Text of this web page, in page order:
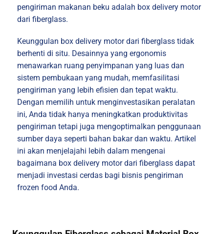
pengiriman makanan beku adalah box delivery motor
dari fiberglass.
Keunggulan box delivery motor dari fiberglass tidak
berhenti di situ. Desainnya yang ergonomis
menawarkan ruang penyimpanan yang luas dan
sistem pembukaan yang mudah, memfasilitasi
pengiriman yang lebih efisien dan tepat waktu.
Dengan memilih untuk menginvestasikan peralatan
ini, Anda tidak hanya meningkatkan produktivitas
pengiriman tetapi juga mengoptimalkan penggunaan
sumber daya seperti bahan bakar dan waktu. Artikel
ini akan menjelajahi lebih dalam mengenai
bagaimana box delivery motor dari fiberglass dapat
menjadi investasi cerdas bagi bisnis pengiriman
frozen food Anda.